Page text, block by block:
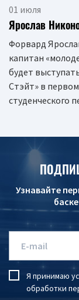
01 июля
Ярослав
Форвард
капитан
будет
Стэйт» в
студенческого
Узнавайте
Я принимаю
обработки